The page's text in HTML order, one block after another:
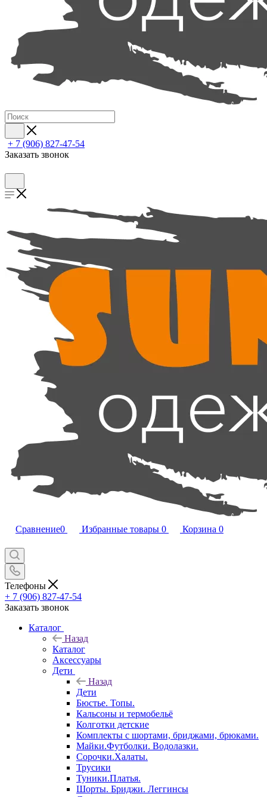
+ 7 (906) 827-47-54
Заказать звонок
Сравнение0 Избранные товары 0 Корзина 0
Телефоны
+ 7 (906) 827-47-54
Заказать звонок
Каталог
Назад
Каталог
Аксессуары
Дети
Назад
Дети
Бюстье. Топы.
Кальсоны и термобельё
Колготки детские
Комплекты с шортами, бриджами, брюками.
Майки.Футболки. Водолазки.
Сорочки.Халаты.
Трусики
Туники.Платья.
Шорты. Бриджи. Леггинсы